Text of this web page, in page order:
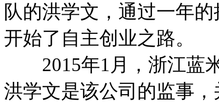
队的洪学文，通过一年
开始了自主创业之路。
2015年1月，浙江蓝
洪学文是该公司的监事